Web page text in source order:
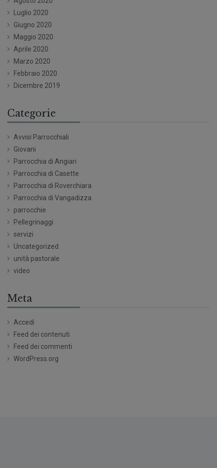
Luglio 2020
Giugno 2020
Maggio 2020
Aprile 2020
Marzo 2020
Febbraio 2020
Dicembre 2019
Categorie
Avvisi Parrocchiali
Giovani
Parrocchia di Angiari
Parrocchia di Casette
Parrocchia di Roverchiara
Parrocchia di Vangadizza
parrocchie
Pellegrinaggi
servizi
Uncategorized
unità pastorale
video
Meta
Accedi
Feed dei contenuti
Feed dei commenti
WordPress.org